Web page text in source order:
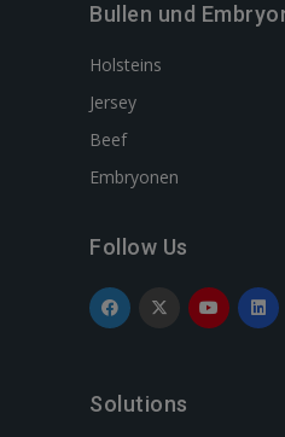
Bullen und
Holsteins
Jersey
Beef
Embryonen
Follow Us
Solutions